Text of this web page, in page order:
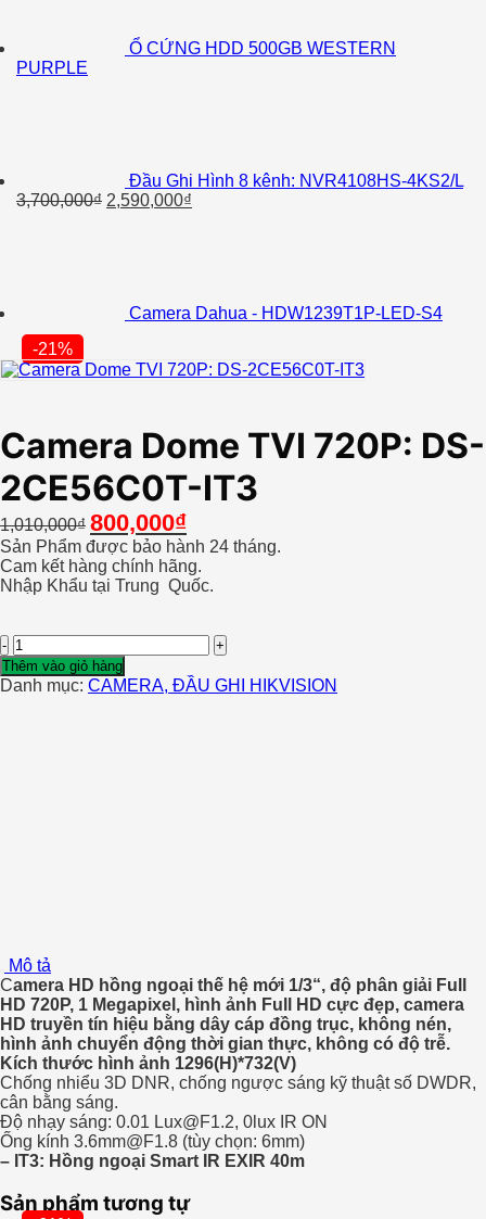
Ổ CỨNG HDD 500GB WESTERN
PURPLE
Đầu Ghi Hình 8 kênh: NVR4108HS-4KS2/L
3,700,000₫ Giá
2,590,000₫
Camera Dahua - HDW1239T1P-LED-S4
-21%
Camera Dome TVI 720P: DS-
2CE56C0T-IT3
1,010,000₫ Giá
gốc
là:
1,010,000₫.
800,000₫Giá
hiện
tại
là:
800,000₫.
Sản Phẩm được bảo hành 24 tháng.
Cam kết hàng chính hãng.
Nhập Khẩu tại Trung Quốc.
Camera
Dome
TVI
Thêm vào giỏ hàng
Danh mục: CAMERA, ĐẦU GHI HIKVISION
Mô tả
Camera HD hồng ngoại thế hệ mới 1/3“, độ phân giải Full
HD 720P, 1 Megapixel, hình ảnh Full HD cực đẹp, camera
HD truyền tín hiệu bằng dây cáp đồng trục, không nén,
hình ảnh chuyển động thời gian thực, không có độ trễ.
Kích thước hình ảnh 1296(H)*732(V)
Chống nhiểu 3D DNR, chống ngược sáng kỹ thuật số DWDR,
cân bằng sáng.
Độ nhạy sáng: 0.01 Lux@F1.2, 0lux IR ON
Ống kính 3.6mm@F1.8 (tùy chọn: 6mm)
– IT3: Hồng ngoại Smart IR EXIR 40m
Sản phẩm tương tự